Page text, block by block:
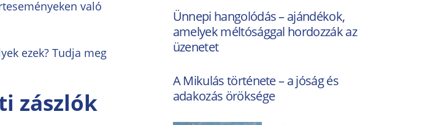
való
ezek? Tudja meg
zászlók
Ünnepi hangolódás – ajándékok,
amelyek méltósággal hordozzák az
üzenetet
A Mikulás története – a jóság és
adakozás öröksége